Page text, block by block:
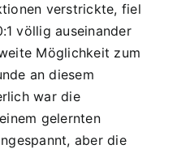
verstrickte, fiel
völlig auseinander
Möglichkeit zum
an diesem
war die
gelernten
aber die